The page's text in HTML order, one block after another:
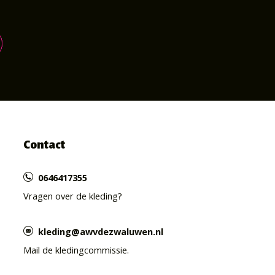
Contact
0646417355
Vragen over de kleding?
kleding@awvdezwaluwen.nl
Mail de kledingcommissie.